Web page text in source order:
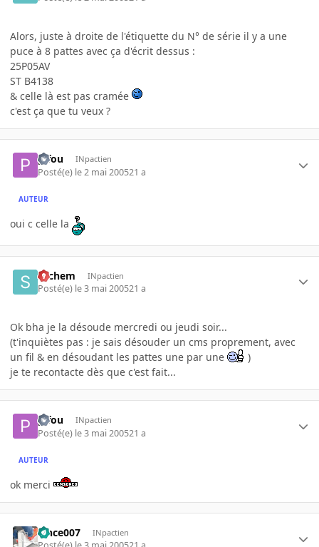
Alors, juste à droite de l'étiquette du N° de série il y a une
puce à 8 pattes avec ça d'écrit dessus :
25P05AV
ST B4138
& celle là est pas cramée
c'est ça que tu veux ?
pifou INpactien
Posté(e) le 2 mai 200521 a
AUTEUR
oui c celle la
sachem INpactien
Posté(e) le 3 mai 200521 a
Ok bha je la désoude mercredi ou jeudi soir...
(t'inquiètes pas : je sais désouder un cms proprement, avec
un fil & en désoudant les pattes une par une
)
je te recontacte dès que c'est fait...
pifou INpactien
Posté(e) le 3 mai 200521 a
AUTEUR
ok merci
vince007 INpactien